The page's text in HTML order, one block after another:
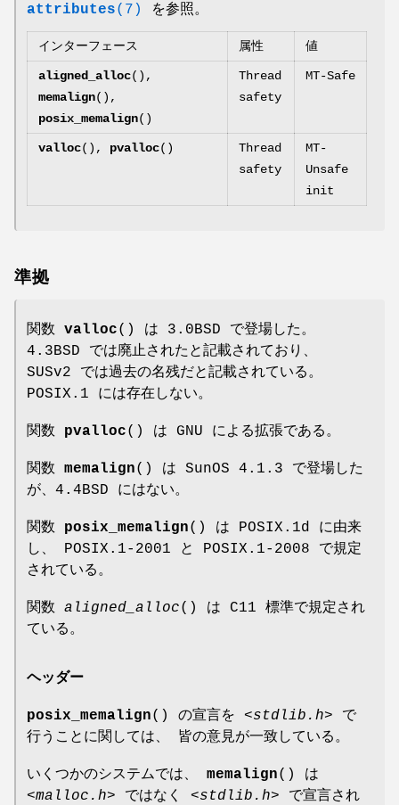
attributes(7) を参照。
インターフェース 属性 値
aligned_alloc(),
memalign(),
posix_memalign()
Thread
safety
MT-Safe
valloc(), pvalloc()
Thread
safety
MT-
Unsafe
init
準拠
関数 valloc() は 3.0BSD で登場した。
4.3BSD では廃止されたと記載されており、
SUSv2 では過去の名残だと記載されている。
POSIX.1 には存在しない。
関数 pvalloc() は GNU による拡張である。
関数 memalign() は SunOS 4.1.3 で登場した
が、4.4BSD にはない。
関数 posix_memalign() は POSIX.1d に由来
し、 POSIX.1-2001 と POSIX.1-2008 で規定
されている。
関数 aligned_alloc() は C11 標準で規定され
ている。
ヘッダー
posix_memalign() の宣言を <stdlib.h> で
行うことに関しては、 皆の意見が一致している。
いくつかのシステムでは、 memalign() は
<malloc.h> ではなく <stdlib.h> で宣言され